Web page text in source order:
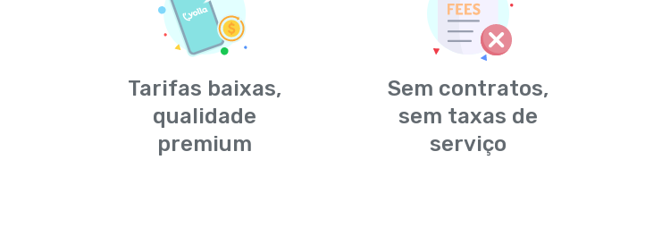
Tarifas baixas,
qualidade
premium
Sem contratos,
sem taxas de
serviço